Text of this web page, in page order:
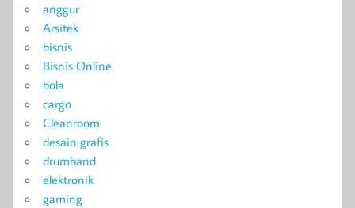
anggur
Arsitek
bisnis
Bisnis Online
bola
cargo
Cleanroom
desain grafis
drumband
elektronik
gaming